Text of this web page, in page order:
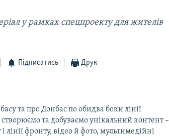
у рамках спецпроекту для жителів
Підписатись Друк
та про Донбас по обидва боки лінії
та добуваємо унікальний контент –
лінії фронту, відео й фото, мультимедійні